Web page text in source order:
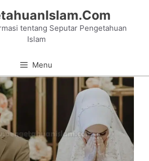
tentang Seputar Pengetahuan
Islam
Menu